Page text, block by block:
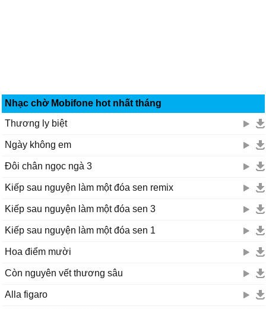
Nhạc chờ Mobifone hot nhất tháng
Thương ly biệt
Ngày không em
Đôi chân ngọc ngà 3
Kiếp sau nguyện làm một đóa sen remix
Kiếp sau nguyện làm một đóa sen 3
Kiếp sau nguyện làm một đóa sen 1
Hoa điểm mười
Còn nguyên vết thương sâu
Alla figaro